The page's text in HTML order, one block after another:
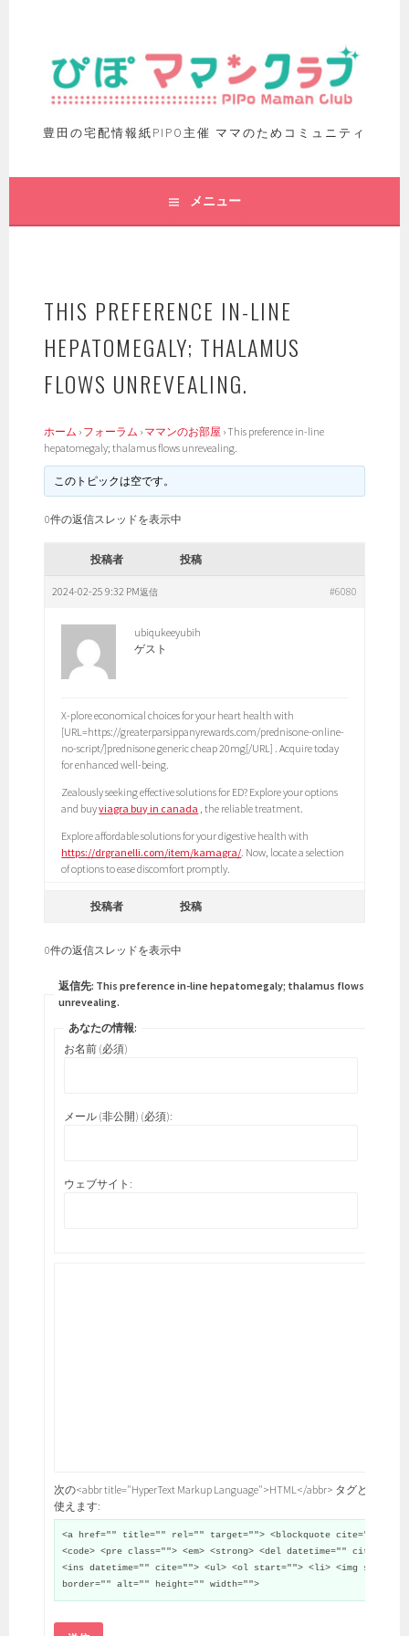
豊田の宅配情報紙PIPO主催 ママのためコミュニティ
メニュー
THIS PREFERENCE IN-LINE
HEPATOMEGALY; THALAMUS
FLOWS UNREVEALING.
ホーム › フォーラム › ママンのお部屋 ›This preference in-line
hepatomegaly; thalamus flows unrevealing.
このトピックは空です。
0件の返信スレッドを表示中
投稿者 投稿
2024-02-25 9:32 PM #6080
返信
ubiqukeeyubih
ゲスト
X-plore economical choices for your heart health with
[URL=https://greaterparsippanyrewards.com/prednisone-online-
no-script/]prednisone generic cheap 20mg[/URL] . Acquire today
for enhanced well-being.
Zealously seeking effective solutions for ED? Explore your options
and buyviagra buy in canada , the reliable treatment.
Explore affordable solutions for your digestive health with
https://drgranelli.com/item/kamagra/. Now, locate a selection
of options to ease discomfort promptly.
投稿者 投稿
0件の返信スレッドを表示中
返信先: This preference in-line hepatomegaly; thalamus flows
unrevealing.
あなたの情報:
お名前 (必須)
メール (非公開) (必須):
ウェブサイト:
次の<abbr title="HyperText Markup Language">HTML</abbr> タグと属性が
使えます:
<a href="" title="" rel="" target=""> <blockquote cite="">
<code> <pre class=""> <em> <strong> <del datetime="" cite="">
<ins datetime="" cite=""> <ul> <ol start=""> <li> <img src=""
border="" alt="" height="" width="">